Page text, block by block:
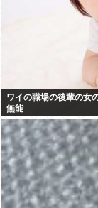
ワイの職場の後輩の女
無能